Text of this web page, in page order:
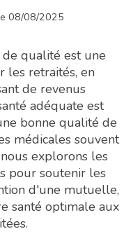
08/08/2025
de qualité est une
les retraités, en
de revenus
adéquate est
bonne qualité de
médicales souvent
explorons les
pour soutenir les
d'une mutuelle,
santé optimale aux